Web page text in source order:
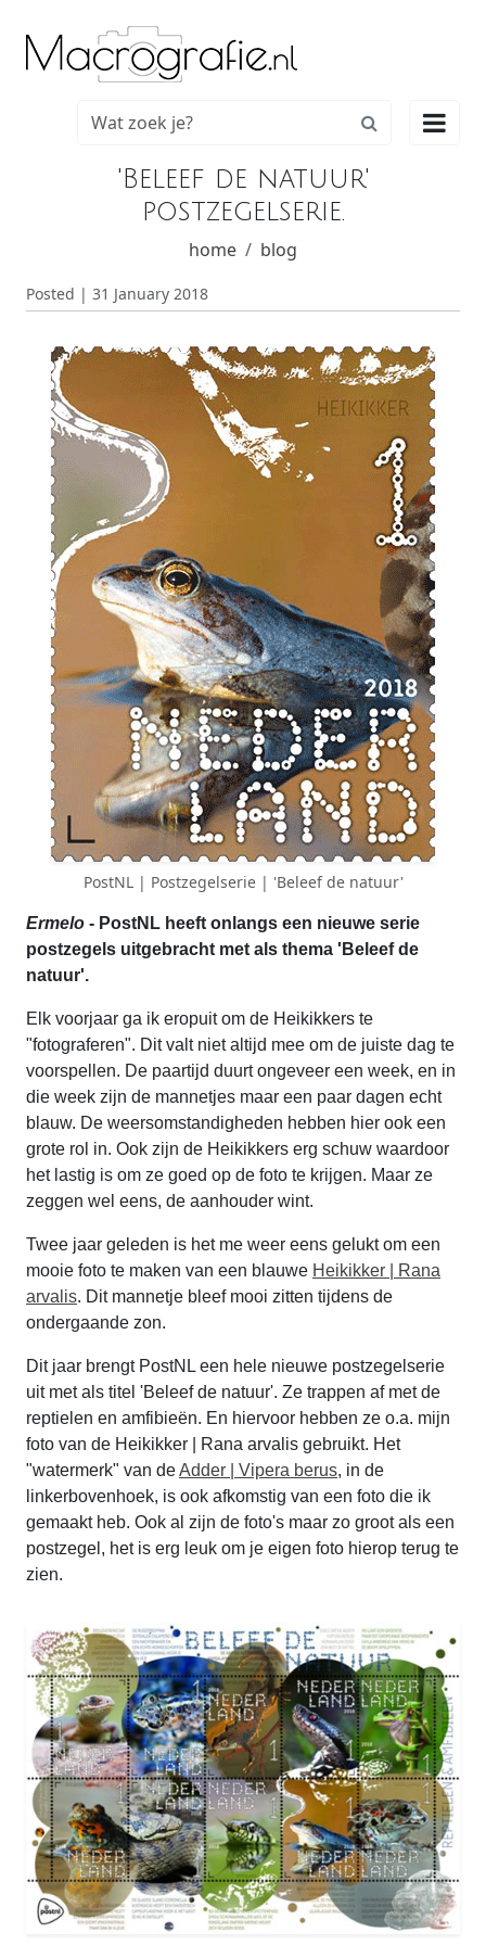

'Beleef de natuur'
postzegelserie.
home blog
Posted | 31 January 2018
PostNL | Postzegelserie | 'Beleef de natuur'
Ermelo - PostNL heeft onlangs een nieuwe serie
postzegels uitgebracht met als thema 'Beleef de
natuur'.
Elk voorjaar ga ik eropuit om de Heikikkers te
"fotograferen". Dit valt niet altijd mee om de juiste dag te
voorspellen. De paartijd duurt ongeveer een week, en in
die week zijn de mannetjes maar een paar dagen echt
blauw. De weersomstandigheden hebben hier ook een
grote rol in. Ook zijn de Heikikkers erg schuw waardoor
het lastig is om ze goed op de foto te krijgen. Maar ze
zeggen wel eens, de aanhouder wint.
Twee jaar geleden is het me weer eens gelukt om een
mooie foto te maken van een blauwe Heikikker | Rana
arvalis. Dit mannetje bleef mooi zitten tijdens de
ondergaande zon.
Dit jaar brengt PostNL een hele nieuwe postzegelserie
uit met als titel 'Beleef de natuur'. Ze trappen af met de
reptielen en amfibieën. En hiervoor hebben ze o.a. mijn
foto van de Heikikker | Rana arvalis gebruikt. Het
"watermerk" van deAdder | Vipera berus, in de
linkerbovenhoek, is ook afkomstig van een foto die ik
gemaakt heb. Ook al zijn de foto's maar zo groot als een
postzegel, het is erg leuk om je eigen foto hierop terug te
zien.